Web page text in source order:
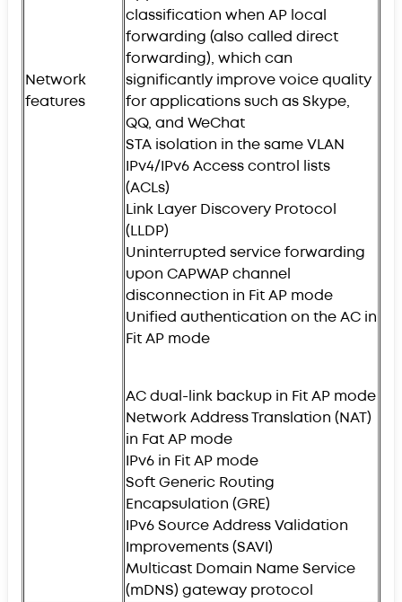
Network
features
classification when AP local
forwarding (also called direct
forwarding), which can
significantly improve voice quality
for applications such as Skype,
QQ, and WeChat
STA isolation in the same VLAN
IPv4/IPv6 Access control lists
(ACLs)
Link Layer Discovery Protocol
(LLDP)
Uninterrupted service forwarding
upon CAPWAP channel
disconnection in Fit AP mode
Unified authentication on the AC in
Fit AP mode
AC dual-link backup in Fit AP mode
Network Address Translation (NAT)
in Fat AP mode
IPv6 in Fit AP mode
Soft Generic Routing
Encapsulation (GRE)
IPv6 Source Address Validation
Improvements (SAVI)
Multicast Domain Name Service
(mDNS) gateway protocol